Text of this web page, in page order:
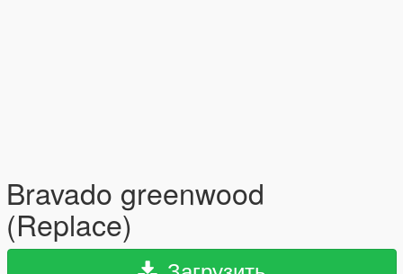
Bravado greenwood
(Replace)